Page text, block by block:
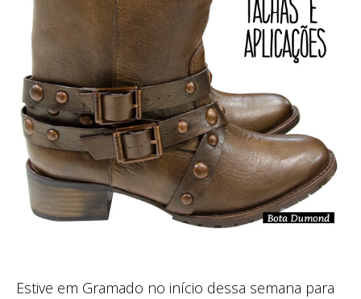
Estive em Gramado no início dessa semana para